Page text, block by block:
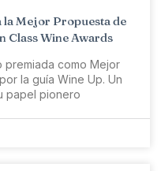
la Mejor Propuesta de
Class Wine Awards
premiada como Mejor
la guía Wine Up. Un
papel pionero